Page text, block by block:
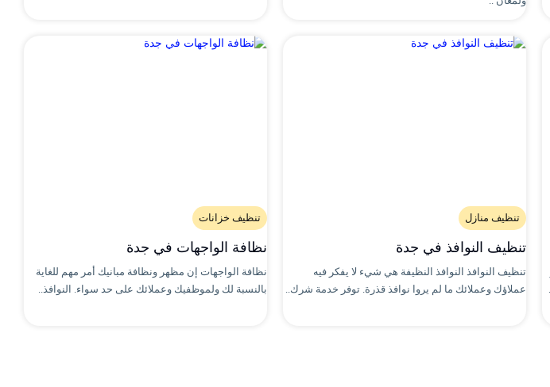
تنظيف منازل
تنظيف النوافذ في جدة
تنظيف النوافذ النوافذ النظيفة هي شيء لا يفكر فيه
عملاؤك وعملائك ما لم يروا نوافذ قذرة. توفر خدمة شرك..
تنظيف خزانات
نظافة الواجهات في جدة
نظافة الواجهات إن مظهر ونظافة مبانيك أمر مهم للغاية
بالنسبة لك ولموظفيك وعملائك على حد سواء. النوافذ..